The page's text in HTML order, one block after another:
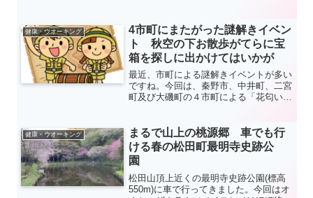
がきれいです。
健康・ウオーキング
4市町にまたがった謎解きイベン
ト 秋空の下お散歩がてらに宝
箱を探しに出かけてはいかが
最近、市町による謎解きイベントが多い
ですね。今回は、秦野市、中井町、二宮
町及び大磯町の４市町による「花匂いリ
催期間は2023.11.30までです。
健康・ウオーキング
まるで山上の桃源郷 車でも行
ける春の松田町最明寺史跡公
園
松田山頂上近くの最明寺史跡公園(標高
550m)に車で行ってきました。今回はオ